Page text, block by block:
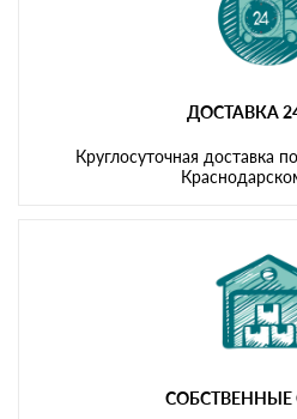
ДОСТАВКА
Круглосуточная доставка